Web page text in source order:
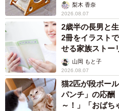
梨木 香奈
2026.08.07
2歳半の長男と
2冊をイラスト
せる家族ストー
山岡 もと子
2026.08.07
猫2匹が段ボー
パンチ」の応
～！」「おばち